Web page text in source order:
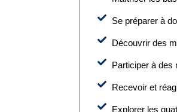
Se préparer à
Découvrir des
Participer à des
Recevoir et
Explorer les